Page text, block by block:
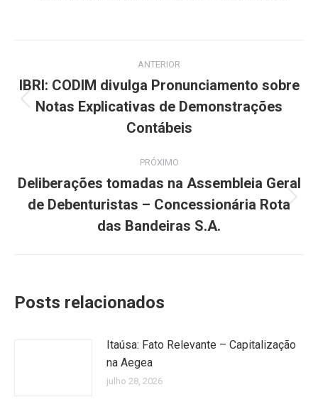
de
post:
ANTERIOR
Post
anterior:
IBRI: CODIM divulga Pronunciamento sobre
Notas Explicativas de Demonstrações
Contábeis
PRÓXIMO
Próximo
post:
Deliberações tomadas na Assembleia Geral
de Debenturistas – Concessionária Rota
das Bandeiras S.A.
Posts relacionados
Itaúsa: Fato Relevante – Capitalização
na Aegea
julho 28, 2026